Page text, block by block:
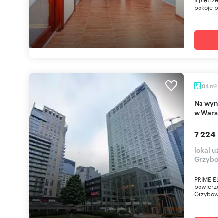
pokoje
84 m2
Na wynajem ekskluzywne biuro 84 m² przy Hilton
w
7 224
lokal
PRIME